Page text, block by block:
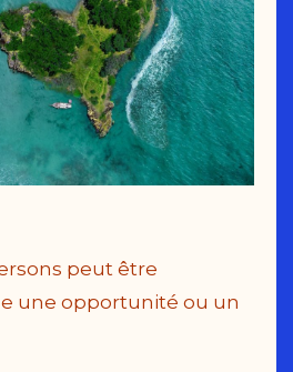
peut être
une opportunité ou un